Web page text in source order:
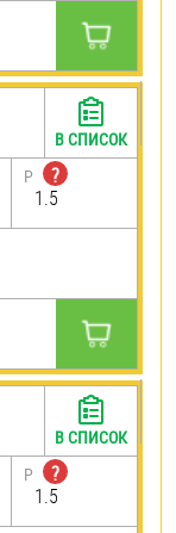
P
?
1.5
В СПИСОК
P
?
1.5
В СПИСОК